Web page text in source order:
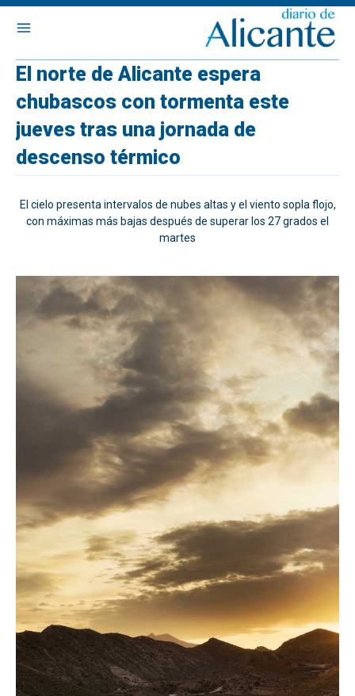
El norte de Alicante espera
chubascos con tormenta este
jueves tras una jornada de
descenso térmico
El cielo presenta intervalos de nubes altas y el viento sopla flojo,
con máximas más bajas después de superar los 27 grados el
martes